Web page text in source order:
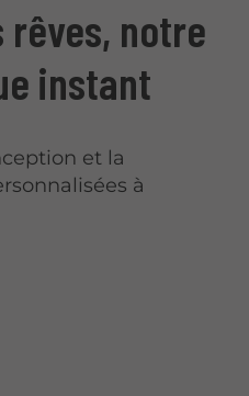
rêves, notre
instant
et la
à